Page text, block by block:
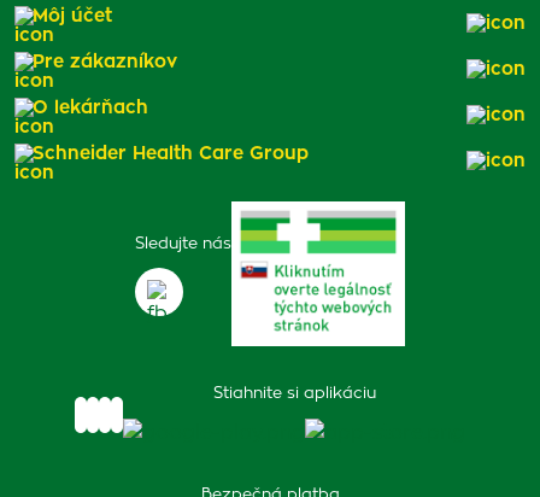
Sledujte nás
Stiahnite si aplikáciu
Môj účet
Pre zákazníkov
O lekárňach
Schneider Health Care Group